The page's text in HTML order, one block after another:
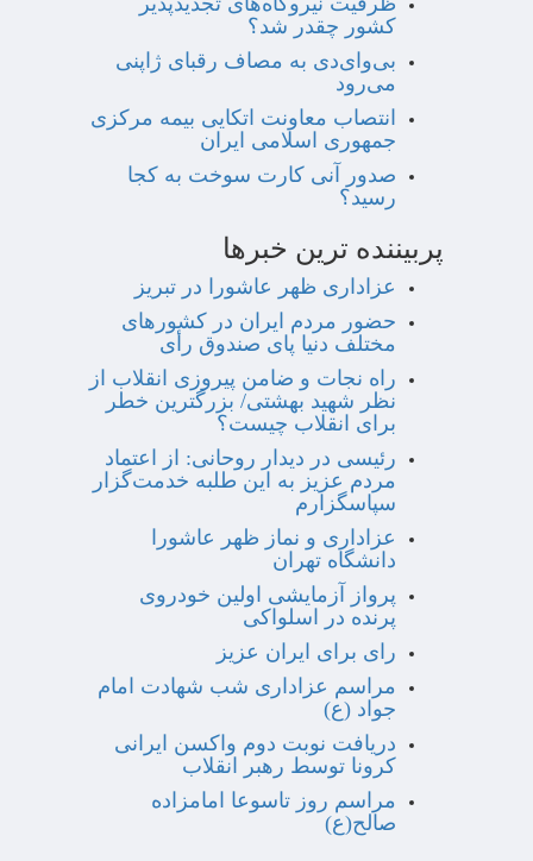
کشور چقدر شد؟
بی‌وای‌دی به مصاف رقبای ژاپنی
می‌رود
انتصاب معاونت اتکایی بیمه مرکزی
جمهوری اسلامی ایران
صدور آنی کارت سوخت به کجا
رسید؟
پربیننده ترین خبرها
عزاداری ظهر عاشورا در تبریز
حضور مردم ایران در کشورهای
مختلف دنیا پای صندوق رأی
راه نجات و ضامن پیروزی انقلاب از
نظر شهید بهشتی/ بزرگترین خطر
برای انقلاب چیست؟
رئیسی در دیدار روحانی: از اعتماد
مردم عزیز به این طلبه خدمت‌گزار
سپاسگزارم
عزاداری و نماز ظهر عاشورا
دانشگاه تهران
پرواز آزمایشی اولین خودروی
پرنده در اسلواکی
رای برای ایران عزیز
مراسم عزاداری شب شهادت امام
جواد (ع)
دریافت نوبت دوم واکسن ایرانی
کرونا توسط رهبر انقلاب
مراسم روز تاسوعا امامزاده
صالح(ع)